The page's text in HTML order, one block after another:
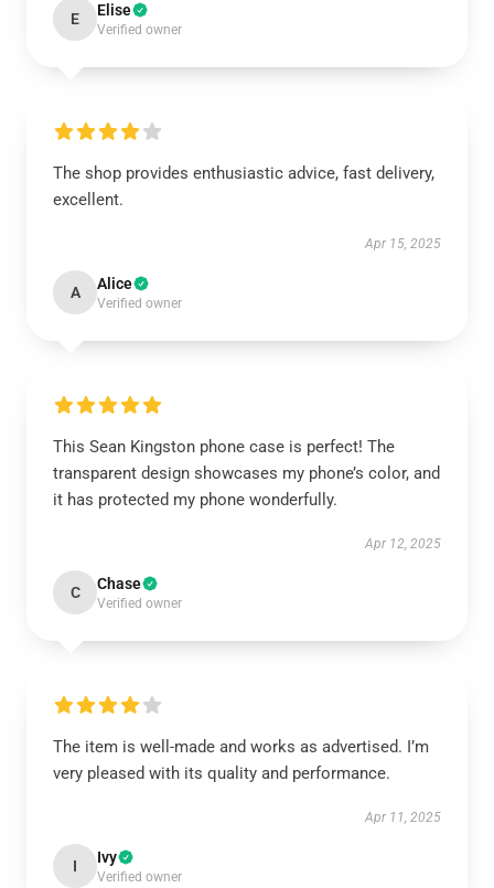
E Elise
Verified owner
The shop provides enthusiastic advice, fast delivery,
excellent.
Apr 15, 2025
A Alice
Verified owner
This Sean Kingston phone case is perfect! The
transparent design showcases my phone’s color, and
it has protected my phone wonderfully.
Apr 12, 2025
C Chase
Verified owner
The item is well-made and works as advertised. I’m
very pleased with its quality and performance.
Apr 11, 2025
I Ivy
Verified owner